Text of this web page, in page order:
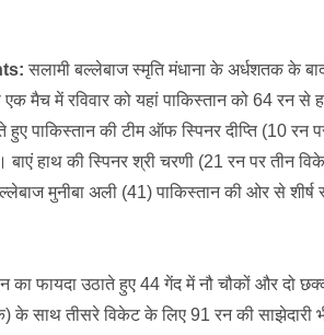
सलामी बल्लेबाज स्मृति मंधाना के अर्धशतक के
एक मैच में रविवार को यहां पाकिस्तान को 64 रन
हुए पाकिस्तान की टीम ऑफ स्पिनर दीप्ति (10 रन
हाथ की स्पिनर श्री चरणी (21 रन पर तीन
मुनीबा अली (41) पाकिस्तान की ओर से
का फायदा उठाते हुए 44 गेंद में नौ चौकों और दो
के साथ तीसरे विकेट के लिए 91 रन की साझेदारी